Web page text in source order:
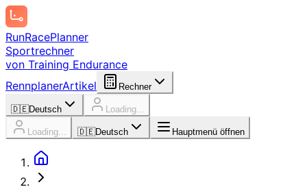
RunRacePlanner
Sportrechner
von Training Endurance
RennplanerArtikel Rechner
🇩🇪Deutsch Loading...
Loading... 🇩🇪Deutsch Hauptmenü öffnen